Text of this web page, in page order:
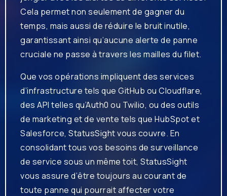
Cela permet non seulement de gagner du
temps, mais aussi de réduire le bruit inutile,
garantissant ainsi qu’aucune alerte de panne
cruciale ne passe à travers les mailles du filet.
Que vos opérations impliquent des services
d’infrastructure tels que GitHub ou Cloudflare,
des API telles qu’Auth0 ou Twilio, ou des outils
de marketing et de vente tels que HubSpot et
Salesforce, StatusSight vous couvre. En
consolidant tous vos besoins de surveillance
de service sous un même toit, StatusSight
vous assure d’être toujours au courant de
toute panne qui pourrait affecter votre